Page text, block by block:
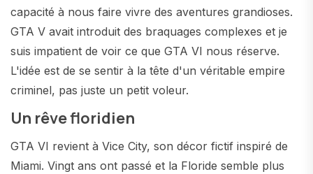
capacité à nous faire vivre des aventures grandioses.
GTA V avait introduit des braquages complexes et je
suis impatient de voir ce que GTA VI nous réserve.
L'idée est de se sentir à la tête d'un véritable empire
criminel, pas juste un petit voleur.
Un rêve floridien
GTA VI revient à Vice City, son décor fictif inspiré de
Miami. Vingt ans ont passé et la Floride semble plus